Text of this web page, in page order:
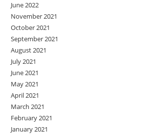
June 2022
November 2021
October 2021
September 2021
August 2021
July 2021
June 2021
May 2021
April 2021
March 2021
February 2021
January 2021